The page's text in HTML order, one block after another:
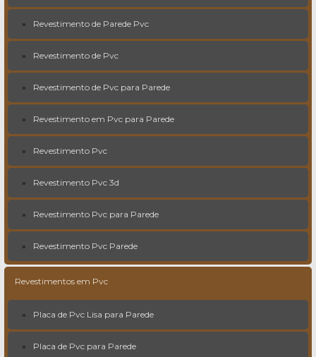
Revestimento de Parede Pvc
Revestimento de Pvc
Revestimento de Pvc para Parede
Revestimento em Pvc para Parede
Revestimento Pvc
Revestimento Pvc 3d
Revestimento Pvc para Parede
Revestimento Pvc Parede
Revestimentos em Pvc
Placa de Pvc Lisa para Parede
Placa de Pvc para Parede